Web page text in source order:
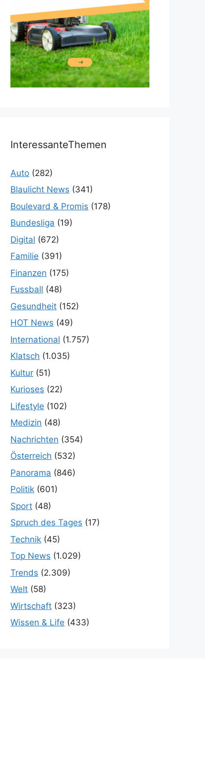
InteressanteThemen
Auto (282)
Blaulicht News (341)
Boulevard & Promis (178)
Bundesliga (19)
Digital (672)
Familie (391)
Finanzen (175)
Fussball (48)
Gesundheit (152)
HOT News (49)
International (1.757)
Klatsch (1.035)
Kultur (51)
Kurioses (22)
Lifestyle (102)
Medizin (48)
Nachrichten (354)
Österreich (532)
Panorama (846)
Politik (601)
Sport (48)
Spruch des Tages (17)
Technik (45)
Top News (1.029)
Trends (2.309)
Welt (58)
Wirtschaft (323)
Wissen & Life (433)